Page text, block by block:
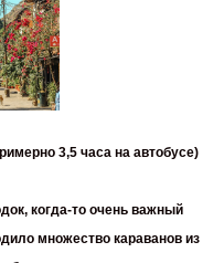
3,5 часа на автобусе)
когда-то очень важный
множество караванов из